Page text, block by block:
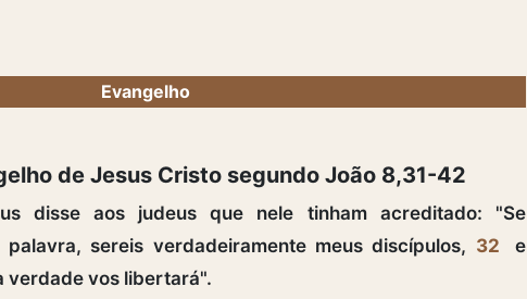
Evangelho
de Jesus Cristo segundo João 8,31-42
disse aos judeus que nele tinham acreditado: "Se
sereis verdadeiramente meus discípulos, 32
e
verdade vos libertará".